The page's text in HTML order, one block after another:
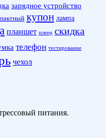
зарядное устройство
купон лампа
планшет плеер скидка
телефон тестирование
чехол
питания.